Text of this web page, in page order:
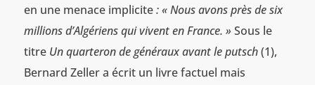
en une menace implicite: «Nous avons près de six
millions d’Algériens qui vivent en France. » Sous le
titre Un quarteron de généraux avant le putsch(1),
Bernard Zeller a écrit un livre factuel mais